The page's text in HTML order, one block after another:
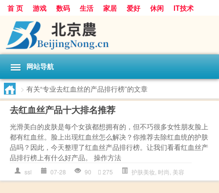
首 页 游戏 数码 生活 家居 爱好 休闲
IT技术
互联网
手机 购物
网站导航
> 有关“专业去红血丝的产品排行榜”的文章
去红血丝产品十大排名推荐
光滑美白的皮肤是每个女孩都想拥有的，但不巧很多女性朋友脸上
都有红血丝。脸上出现红血丝怎么解决？你推荐去除红血统的护肤
品吗？因此，今天整理了红血丝产品排行榜。让我们看看红血丝产
品排行榜上有什么好产品。 操作方法
ssl 07-28 90 275 护肤美妆, 时尚, 美容